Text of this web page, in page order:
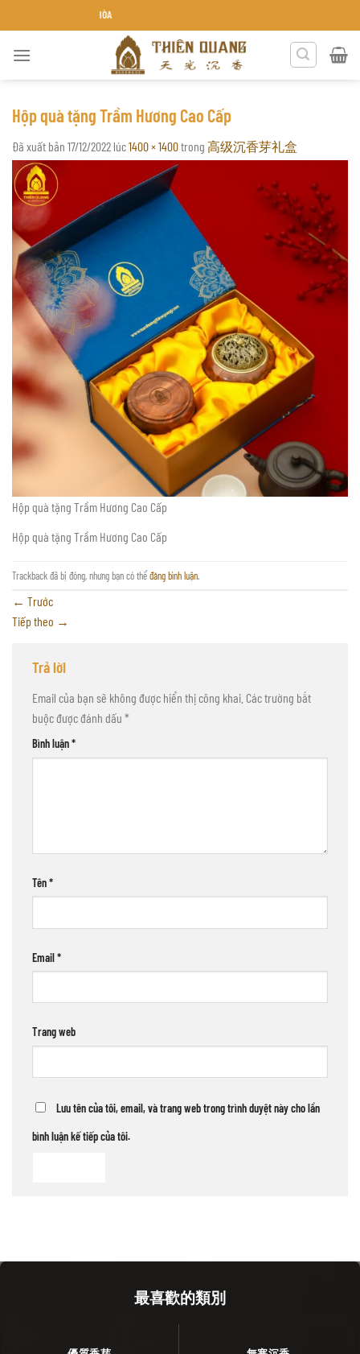
đến
Hộp quà tặng Trầm Hương Cao Cấp
Đã xuất bản 17/12/2022 lúc1400 × 1400trong 高级沉香芽礼盒
Hộp quà tặng Trầm Hương Cao Cấp
Hộp quà tặng Trầm Hương Cao Cấp
Trackback đã bị đóng, nhưng bạn có thểđăng bình luận.
← Trước
Tiếp theo →
Trả lời
Email của bạn sẽ không được hiển thị công khai. Các trường bắt
buộc được đánh dấu *
Bình luận*
Tên*
Email*
Trang web
Lưu tên của tôi, email, và trang web trong trình duyệt này cho lần
bình luận kế tiếp của tôi.
最喜歡的類別